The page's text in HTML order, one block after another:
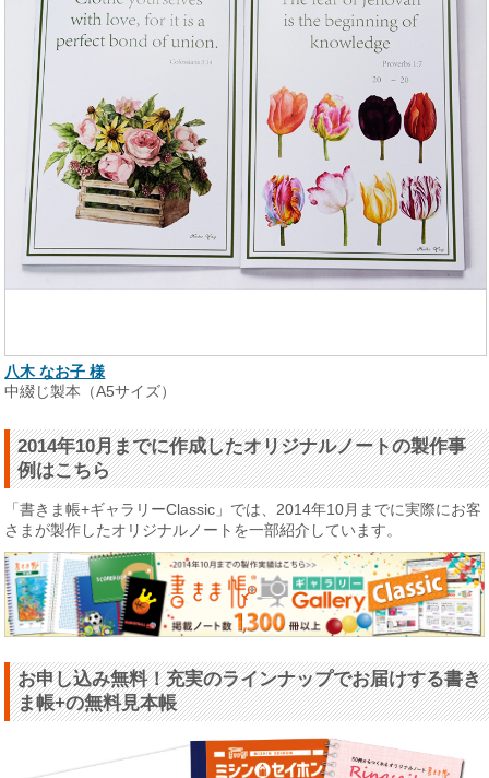
八木 なお子 様
中綴じ製本（A5サイズ）
2014年10月までに作成したオリジナルノートの製作事
例はこちら
「書きま帳+ギャラリーClassic」では、2014年10月までに実際にお客
さまが製作したオリジナルノートを一部紹介しています。
お申し込み無料！充実のラインナップでお届けする書き
ま帳+の無料見本帳